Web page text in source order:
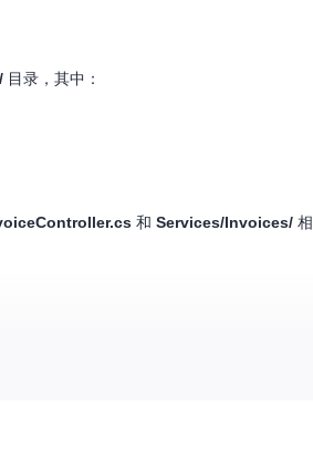
目录，其中：
和 Services/Invoices/ 相